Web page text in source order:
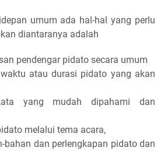
umum ada hal-hal yang perlu
diantaranya adalah
pendengar pidato secara umum
atau durasi pidato yang akan
yang mudah dipahami dan
melalui tema acara,
bahan dan perlengkapan pidato dan